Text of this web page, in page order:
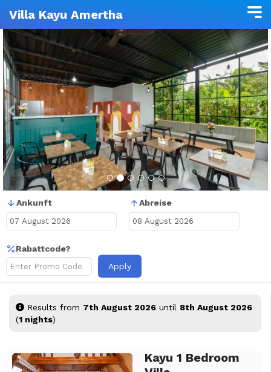
Villa Kayu Amertha
Previous
Ankunft Abreise
Rabattcode?
Apply
Results from 7th August 2026 until 8th August 2026
(1 nights)
Previous NextKayu 1 Bedroom